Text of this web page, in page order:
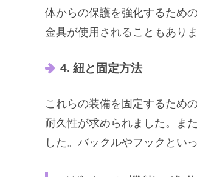
体からの保護を強化するため
金具が使用されることもありま
4. 紐と固定方法
これらの装備を固定するため
耐久性が求められました。ま
した。バックルやフックとい